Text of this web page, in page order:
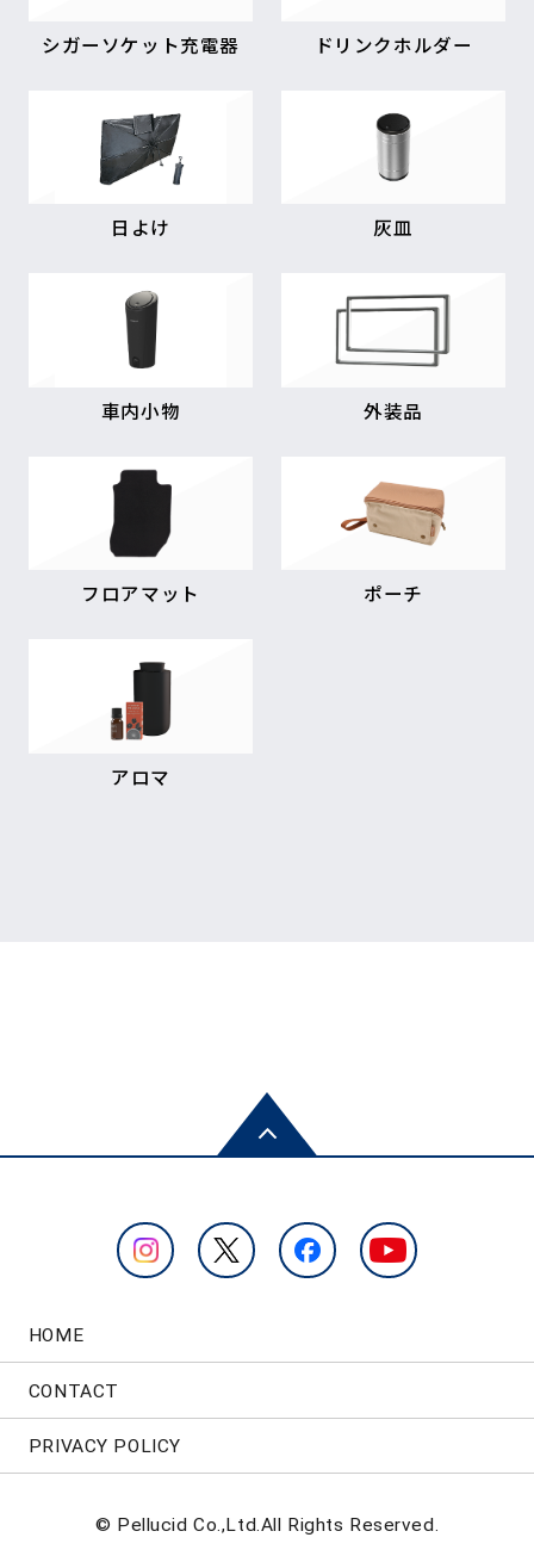
シガーソケット充電器 ドリンクホルダー
日よけ 灰皿
車内小物 外装品
フロアマット ポーチ
アロマ
HOME
CONTACT
PRIVACY POLICY
© Pellucid Co.,Ltd.All Rights Reserved.